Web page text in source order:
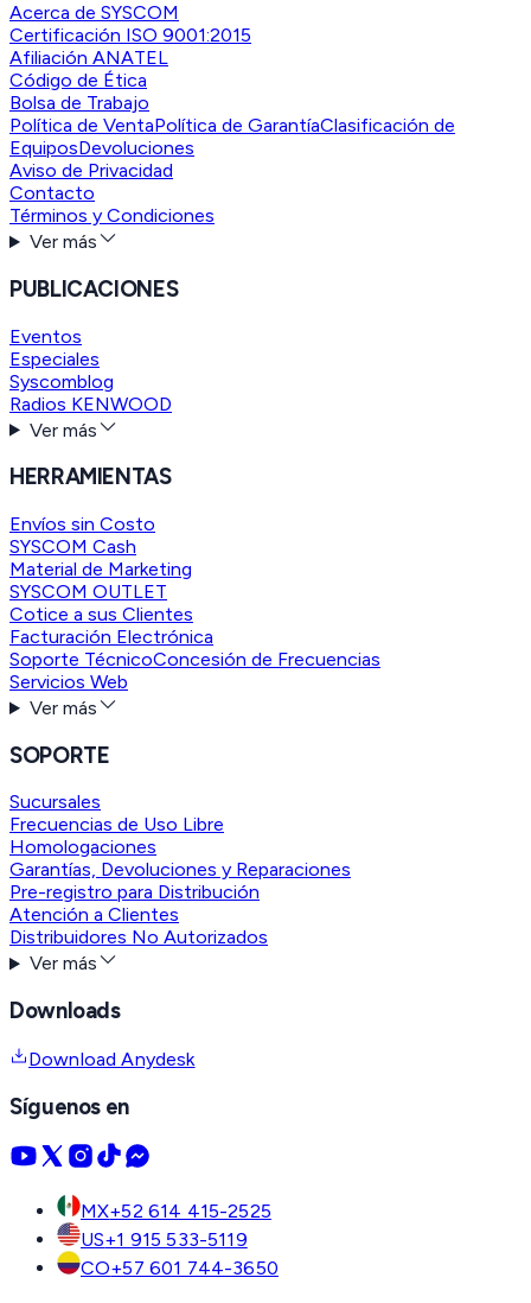
Acerca de SYSCOM
Certificación ISO 9001:2015
Afiliación ANATEL
Código de Ética
Bolsa de Trabajo
Política de VentaPolítica de GarantíaClasificación de
EquiposDevoluciones
Aviso de Privacidad
Contacto
Términos y Condiciones
Ver más
PUBLICACIONES
Eventos
Especiales
Syscomblog
Radios KENWOOD
Ver más
HERRAMIENTAS
Envíos sin Costo
SYSCOM Cash
Material de Marketing
SYSCOM OUTLET
Cotice a sus Clientes
Facturación Electrónica
Soporte TécnicoConcesión de Frecuencias
Servicios Web
Ver más
SOPORTE
Sucursales
Frecuencias de Uso Libre
Homologaciones
Garantías, Devoluciones y Reparaciones
Pre-registro para Distribución
Atención a Clientes
Distribuidores No Autorizados
Ver más
Downloads
Download Anydesk
Síguenos en
MX+52 614 415-2525
US+1 915 533-5119
CO+57 601 744-3650